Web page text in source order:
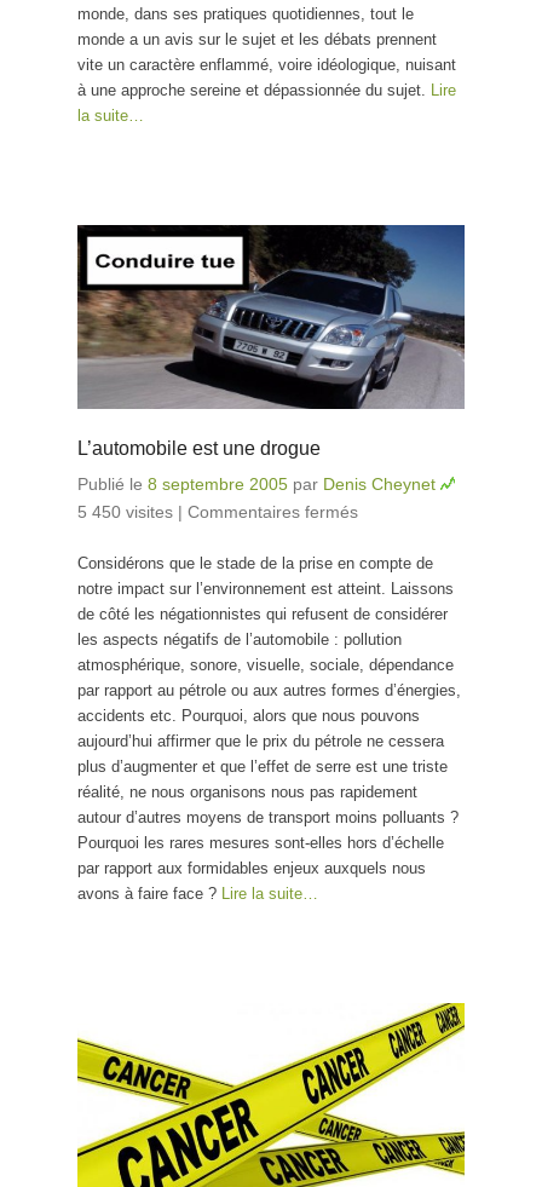
monde, dans ses pratiques quotidiennes, tout le
monde a un avis sur le sujet et les débats prennent
vite un caractère enflammé, voire idéologique, nuisant
à une approche sereine et dépassionnée du sujet.
Lire
la suite…
L’automobile est une drogue
Publié le 8 septembre 2005 par Denis Cheynet
5 450 visites | Commentaires fermés
Considérons que le stade de la prise en compte de
notre impact sur l’environnement est atteint. Laissons
de côté les négationnistes qui refusent de considérer
les aspects négatifs de l’automobile : pollution
atmosphérique, sonore, visuelle, sociale, dépendance
par rapport au pétrole ou aux autres formes d’énergies,
accidents etc. Pourquoi, alors que nous pouvons
aujourd’hui affirmer que le prix du pétrole ne cessera
plus d’augmenter et que l’effet de serre est une triste
réalité, ne nous organisons nous pas rapidement
autour d’autres moyens de transport moins polluants ?
Pourquoi les rares mesures sont-elles hors d’échelle
par rapport aux formidables enjeux auxquels nous
avons à faire face ? Lire la suite…